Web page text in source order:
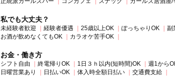
私でも大丈夫？
未経験者歓迎 経験者優遇 25歳以上OK ぽっちゃりOK
副
お酒が飲めなくてもOK
カラオケ苦手OK
お金・働き方
シフト自由 終電帰りOK 1日３ｈ以内(短時間)OK 週1から
日曜営業あり
日払いOK 体入時全額日払い 交通費支給